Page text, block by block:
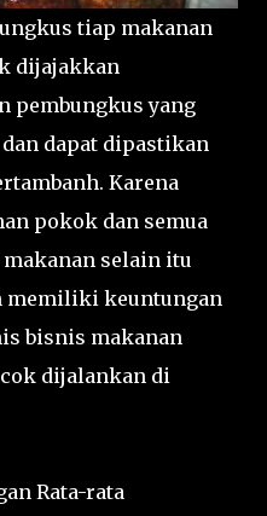
tiap makanan
dijajakkan
pembungkus yang
dapat dipastikan
Karena
pokok dan semua
selain itu
memiliki keuntungan
bisnis makanan
dijalankan di
Rata-rata